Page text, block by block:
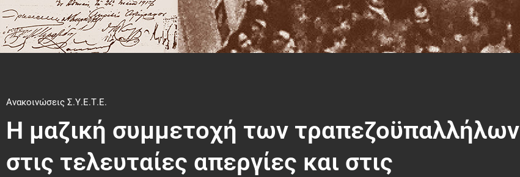
Ανακοινώσεις Σ.Υ.Ε.Τ.Ε.
Η μαζική συμμετοχή των τραπεζοϋπαλλήλων
στις τελευταίες απεργίες και στις